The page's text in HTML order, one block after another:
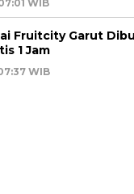
WIB
Fruitcity Garut
1 Jam
WIB